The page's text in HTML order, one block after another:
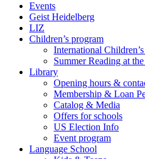
Events
Geist Heidelberg
LIZ
Children’s program
International
Summer Reading at
Library
Opening hours &
Membership & Loan
Catalog & Media
Offers for schools
US Election Info
Event program
Language School